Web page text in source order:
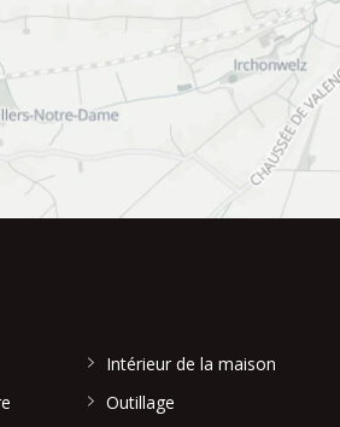
Intérieur de la maison
Outillage